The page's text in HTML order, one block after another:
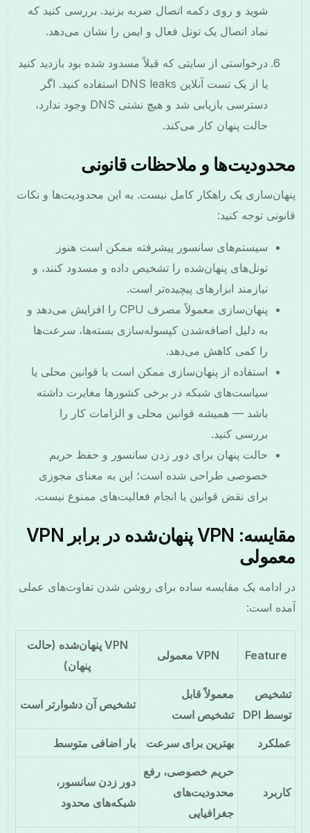
شوید و روی دکمه اتصال ضربه بزنید. بررسی کنید که
نماد اتصال یک تونل فعال و ایمن را نشان می‌دهد.
درخواستی از سایتی که قبلاً مسدود شده بود بازدید کنید
یا از یک تست آنلاین DNS leaks استفاده کنید. اگر
دسترسی بازیابی شد و هیچ نشتی DNS وجود ندارد،
حالت پنهان کار می‌کند.
محدودیت‌ها و ملاحظات قانونی
پنهان‌سازی یک راهکار کامل نیست. به این محدودیت‌ها و نکات
قانونی توجه کنید:
سیستم‌های سانسور پیشرفته ممکن است هنوز
تونل‌های پنهان‌شده را تشخیص داده و مسدود کنند، و
نیازمند ابزارهای پیچیده‌تر است.
پنهان‌سازی معمولاً مصرف CPU را افزایش می‌دهد و
به دلیل اضافه‌شدن کپسوله‌سازی بسته‌ها، سرعت‌ها
را کمی کاهش می‌دهد.
استفاده از پنهان‌سازی ممکن است با قوانین محلی یا
سیاست‌های شبکه در برخی کشورها مغایرت داشته
باشد — همیشه قوانین محلی و الزامات کار را
بررسی کنید.
حالت پنهان برای دور زدن سانسور و حفظ حریم
خصوصی طراحی شده است؛ این به معنای مجوزی
برای نقض قوانین یا انجام فعالیت‌های ممنوع نیست.
مقایسه: VPN پنهان‌شده در برابر VPN
معمولی
در ادامه یک مقایسه ساده برای روشن شدن تفاوت‌های عملی
آمده است:
Feature VPN معمولی
VPN پنهان‌شده (حالت
پنهان)
تشخیص
توسط DPI
معمولاً قابل
تشخیص است
تشخیص آن دشوارتر است
عملکرد بهترین برای سرعت بار اضافی متوسط
کاربرد
حریم خصوصی، رفع
محدودیت‌های
جغرافیایی
دور زدن سانسور،
شبکه‌های محدود